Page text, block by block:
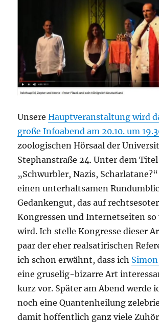
UnsereHauptveranstaltung wird
große Infoabend am 20.10. um
zoologischen Hörsaal der
Stephanstraße 24. Unter dem Titel
„Schwurbler, Nazis,
einen unterhaltsamen
Gedankengut, das auf
Kongressen und Internetseiten
wird. Ich stelle Kongresse dieser
paar der eher realsatirischen
ich schon erwähnt, dass ich
eine gruselig-bizarre Art
kurz vor. Später am Abend werde
noch eine Quantenheilung
damit hoffentlich ganz viele